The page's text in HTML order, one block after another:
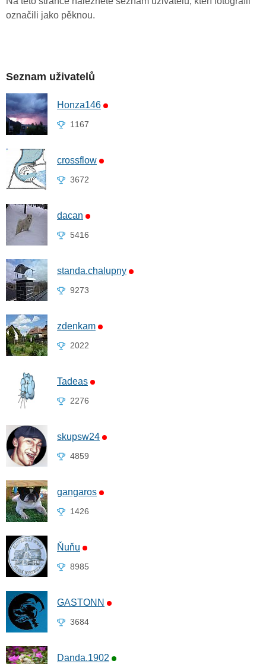
označili jako pěknou.
Seznam uživatelů
Honza146
1167
crossflow
3672
dacan
5416
standa.chalupny
9273
zdenkam
2022
Tadeas
2276
skupsw24
4859
gangaros
1426
Ňuňu
8985
GASTONN
3684
Danda.1902